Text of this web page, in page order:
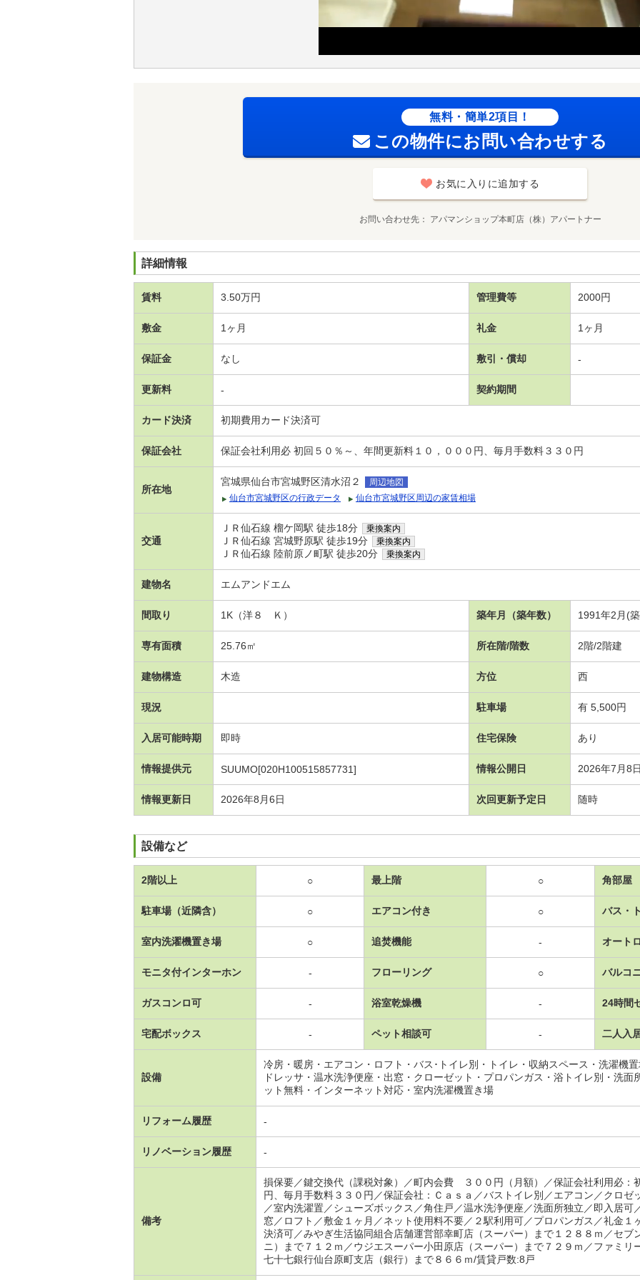
無料・簡単2項目！
この物件にお問い合わせする
お気に入りに追加する
お問い合わせ先 アパマンショップ本町店（株）アパートナー
詳細情報
賃料 3.50万円 管理費等 2000円
敷金 1ヶ月 礼金 1ヶ月
保証金 なし 敷引・償却 -
更新料 - 契約期間
カード決済 初期費用カード決済可
保証会社 保証会社利用必 初回５０％～、年間更新料１０，０００円、毎月手数料３３０円
所在地
宮城県仙台市宮城野区清水沼２
周辺地図
仙台市宮城野区の行政データ
仙台市宮城野区周辺の家賃相場
交通
ＪＲ仙石線 榴ケ岡駅 徒歩18分 乗換案内
ＪＲ仙石線 宮城野原駅 徒歩19分 乗換案内
ＪＲ仙石線 陸前原ノ町駅 徒歩20分 乗換案内
建物名 エムアンドエム
間取り 1K（洋８ Ｋ） 築年月（築年数） 1991年2月(
専有面積 25.76㎡ 所在階/階数 2階/2階建
建物構造 木造 方位 西
現況 駐車場 有 5,500円
入居可能時期 即時 住宅保険 あり
情報提供元 SUUMO[020H100515857731] 情報公開日 2026年7月8日
情報更新日 2026年8月6日 次回更新予定日 随時
設備など
2階以上 ○ 最上階 ○ 角部屋
駐車場（近隣含） ○ エアコン付き ○ バス・
室内洗濯機置き場 ○ 追焚機能 - オート
モニタ付インターホン - フローリング ○ バルコ
ガスコンロ可 - 浴室乾燥機 - 24時間
宅配ボックス - ペット相談可 - 二人入
設備
冷房・暖房・エアコン・ロフト・バス･トイレ別・トイレ・収納スペース・洗濯機
ドレッサ・温水洗浄便座・出窓・クローゼット・プロパンガス・浴トイレ別・洗
ット無料・インターネット対応・室内洗濯機置き場
リフォーム履歴 -
リノベーション履歴 -
備考
損保要／鍵交換代（課税対象）／町内会費 ３００円（月額）／保証会社利用必：
円、毎月手数料３３０円／保証会社：Ｃａｓａ／バストイレ別／エアコン／クロゼ
／室内洗濯置／シューズボックス／角住戸／温水洗浄便座／洗面所独立／即入居可
窓／ロフト／敷金１ヶ月／ネット使用料不要／２駅利用可／プロパンガス／礼金１
決済可／みやぎ生活協同組合店舗運営部幸町店（スーパー）まで１２８８ｍ／セブ
ニ）まで７１２ｍ／ウジエスーパー小田原店（スーパー）まで７２９ｍ／ファミリ
七十七銀行仙台原町支店（銀行）まで８６６ｍ/賃貸戸数:8戸